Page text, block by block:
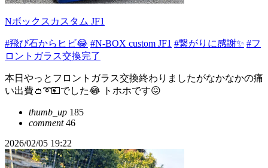
Nボックスカスタム JF1
#飛び石からヒビ😂 #N-BOX custom JF1 #繋がりに感謝✨ #フ
ロントガラス交換完了
本日やっとフロントガラス交換終わりましたがなかなかの痛
い出費👛➰💴でした😂 トホホです😖
thumb_up 185
comment46
2026/02/05 19:22